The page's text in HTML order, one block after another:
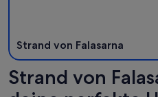
Strand von Falasarna
Strand von